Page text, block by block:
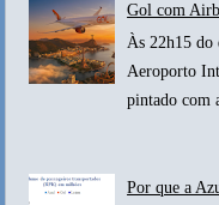
Gol com
Às 22h15 do
Aeroporto
pintado com
Por que a